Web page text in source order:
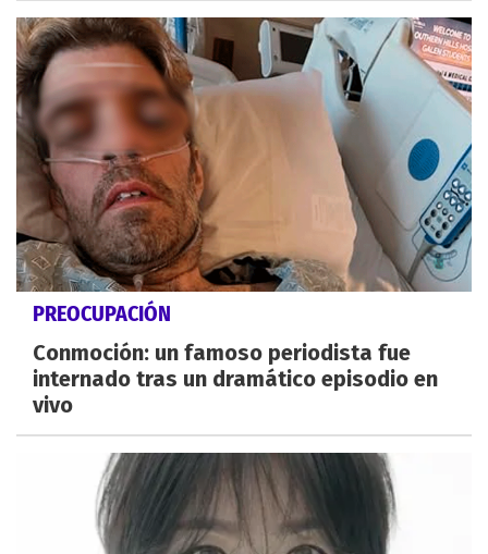
PREOCUPACIÓN
Conmoción: un famoso periodista fue
internado tras un dramático episodio en
vivo